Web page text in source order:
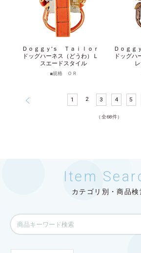
Ｄｏｇｇｙ’ｓ Ｔａｉｌｏｒ
ドッグハーネス（どうわ）Ｌ
スエードスタイル
規格 ＯＲ
Ｄｏｇｇ
ドッグ
1 2 3 4 5
（全68件）
Item
カテゴリ別・商品検